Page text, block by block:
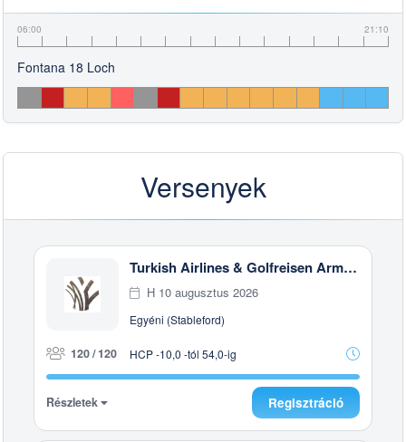
06:00 21:10
Fontana 18 Loch
Versenyek
Turkish Airlines & Golfreisen Armbrüster Trophy 2026
H 10 augusztus 2026
Egyéni (Stableford)
120 / 120 HCP -10,0 -tól 54,0-ig
Részletek Regisztráció